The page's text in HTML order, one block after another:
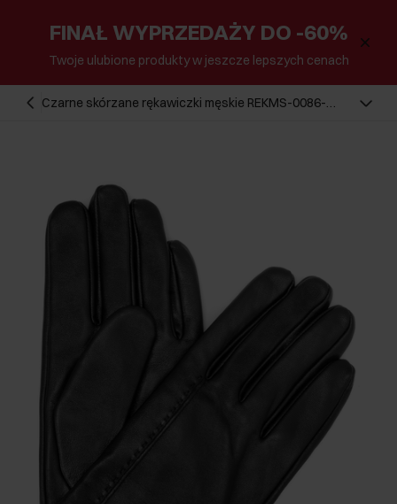
FINAŁ WYPRZEDAŻY DO -60%
Twoje ulubione produkty w jeszcze lepszych cenach
Czarne skórzane rękawiczki męskie REKMS-0086-